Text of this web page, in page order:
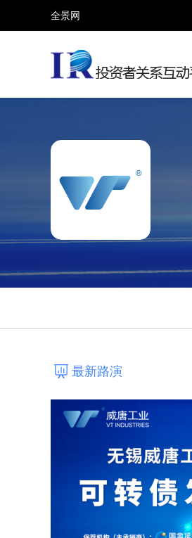
全景网
视频号 全景网官微
最新路演